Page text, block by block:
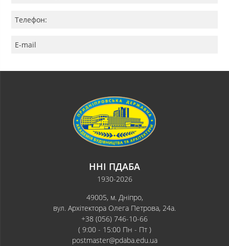
Телефон:
E-mail
ННІ ПДАБА
1930-2026
49005, м. Дніпро,
вул. Архітектора Олега Петрова, 24а.
+38 (056) 746-10-66
( 9:00 - 15:00 Пн - Пт )
postmaster@pdaba.edu.ua